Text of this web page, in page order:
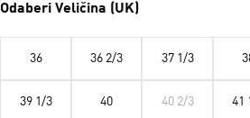
Odaberi Veličina (UK)
36 36 2/3 37 1/3
39 1/3 40 40 2/3 41